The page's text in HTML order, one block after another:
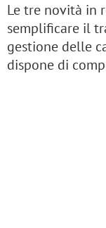
Le tre novità in
semplificare il
gestione delle
dispone di